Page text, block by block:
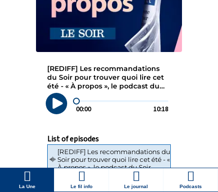
La Une Le fil info Le journal Podcasts